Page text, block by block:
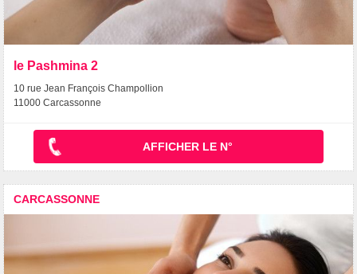
le Pashmina 2
10 rue Jean François Champollion
11000 Carcassonne
AFFICHER LE N°
CARCASSONNE